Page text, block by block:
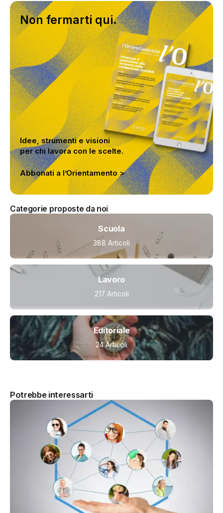
Non fermarti qui.
Idee, strumenti e visioni
per chi lavora con le scelte.
Abbonati a l’Orientamento >
Categorie proposte da noi
Scuola
388 Articoli
Lavoro
217 Articoli
Editoriale
24 Articoli
Potrebbe interessarti